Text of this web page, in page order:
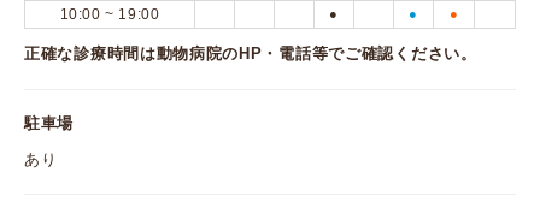
10:00 ~ 19:00 ● ● ●
正確な診療時間は動物病院のHP・電話等でご確認ください。
駐車場
あり